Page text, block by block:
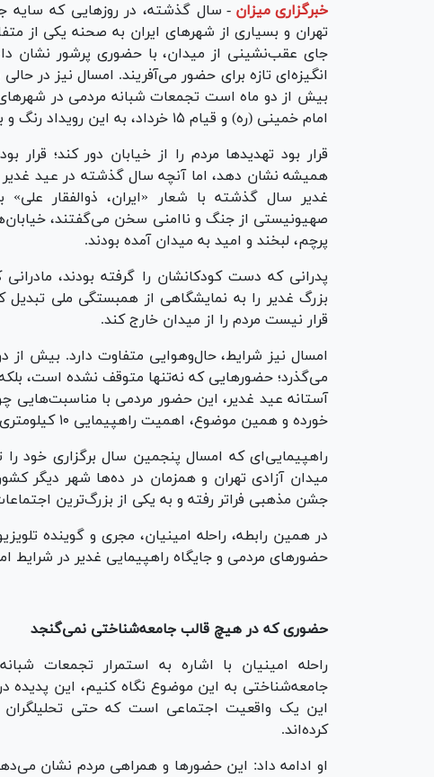
خبرگزاری میزان - سال گذشته، در روزهایی که سایه
تهران و بسیاری از شهرهای ایران به صحنه یکی از
جای عقب‌نشینی از میدان، با حضوری پرشور نشان
بیش از دو ماه است تجمعات شبانه مردمی در شهرهای
امام خمینی (ره) و قیام ۱۵ خرداد، به این رویداد رنگ و بویی متفاوت بخشیده است.
قرار بود تهدیدها مردم را از خیابان دور کند؛ قرار
غدیر سال گذشته با شعار «ایران، ذوالفقار
صهیونیستی از جنگ و ناامنی سخن می‌گفتند،
پرچم، لبخند و امید به میدان آمده بودند.
پدرانی که دست کودکانشان را گرفته بودند،
بزرگ غدیر را به نمایشگاهی از همبستگی ملی
قرار نیست مردم را از میدان خارج کند.
امسال نیز شرایط، حال‌وهوایی متفاوت دارد. بیش از
می‌گذرد؛ حضورهایی که نه‌تنها متوقف نشده است،
خورده و همین موضوع، اهمیت راهپیمایی ۱۰ کیلومتری غدیر را دوچندان کرده است.
راهپیمایی‌ای که امسال پنجمین سال برگزاری خود
میدان آزادی تهران و همزمان در ده‌ها شهر دیگر
جشن مذهبی فراتر رفته و به یکی از بزرگ‌ترین
در همین رابطه، راحله امینیان، مجری و گوینده
حضورهای مردمی و جایگاه راهپیمایی غدیر در شرایط
حضوری که در هیچ قالب جامعه‌شناختی نمی‌گنجد
راحله امینیان با اشاره به استمرار تجمعات
جامعه‌شناختی به این موضوع نگاه کنیم، این پدیده
این یک واقعیت اجتماعی است که حتی تحلیلگران
کرده‌اند.
او ادامه داد: این حضورها و همراهی مردم نشان